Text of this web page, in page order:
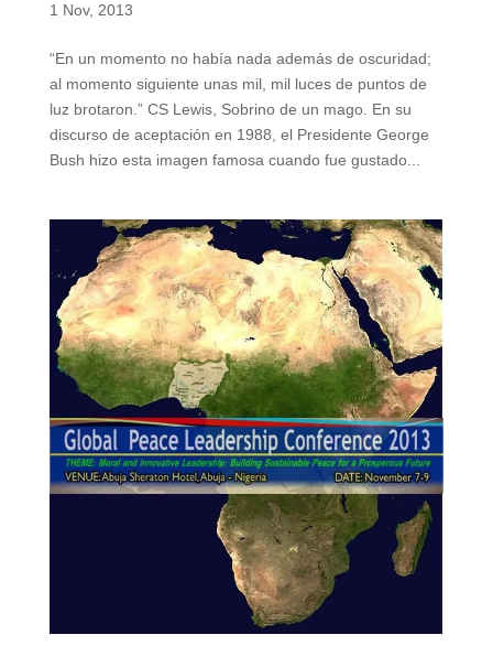
1 Nov, 2013
“En un momento no había nada además de oscuridad;
al momento siguiente unas mil, mil luces de puntos de
luz brotaron.” CS Lewis, Sobrino de un mago. En su
discurso de aceptación en 1988, el Presidente George
Bush hizo esta imagen famosa cuando fue gustado...